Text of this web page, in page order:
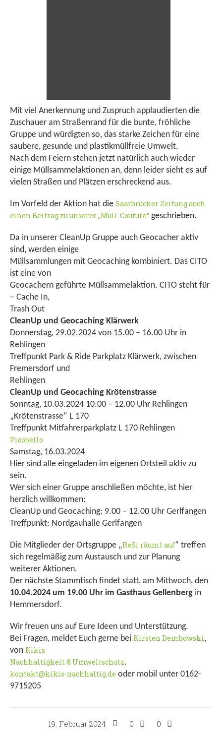
Mit viel Anerkennung und Zuspruch applaudierten die
Zuschauer am Straßenrand für die bunte, fröhliche
Gruppe und würdigten so, das starke Zeichen für eine
saubere, gesunde und plastikmüllfreie Umwelt.
Nach dem Feiern stehen jetzt natürlich auch wieder
einige Müllsammelaktionen an, denn leider sieht es auf
vielen Straßen und Plätzen erschreckend aus.
Im Vorfeld der Aktion hat die Saarbrücker Zeitung auch
einen Beitrag zu unserer „Müll-Couture“ geschrieben.
Da in unserer CleanUp Gruppe auch Geocacher aktiv
sind, werden einige
Müllsammlungen mit Geocaching kombiniert. Das CITO
ist eine von
Geocachern geführte Müllsammelaktion. CITO steht für
– Cache In,
Trash Out
CleanUp und Geocaching Klärwerk
Donnerstag, 29.02.2024 von 15.00 – 16.00 Uhr in
Rehlingen
Treffpunkt Park & Ride Parkplatz Klärwerk, zwischen
Fremersdorf und
Rehlingen
CleanUp und Geocaching Krötenstrasse
Sonntag, 10.03.2024 10.00 – 12.00 Uhr Rehlingen
„Krötenstrasse“ L 170
Treffpunkt Mitfahrerparkplatz L 170 Rehlingen
Picobello
Samstag, 16.03.2024
Hier sind alle eingeladen im eigenen Ortsteil aktiv zu
sein.
Wer sich einer Gruppe anschließen möchte, ist hier
herzlich willkommen:
CleanUp und Geocaching: 9.00 – 12.00 Uhr Gerlfangen
Treffpunkt: Nordgauhalle Gerlfangen
Die Mitglieder der Ortsgruppe „ReSi räumt auf“ treffen
sich regelmäßig zum Austausch und zur Planung
weiterer Aktionen.
Der nächste Stammtisch findet statt, am Mittwoch, den
10.04.2024 um 19.00 Uhr im Gasthaus Gellenberg in
Hemmersdorf.
Wir freuen uns auf Eure Ideen und Unterstützung.
Bei Fragen, meldet Euch gerne bei Kirsten Dembowski,
von Kikis
Nachhaltigkeit & Umweltschutz.
kontakt@kikis-nachhaltig.de oder mobil unter 0162-
9715205
19. Februar 2024 0 0